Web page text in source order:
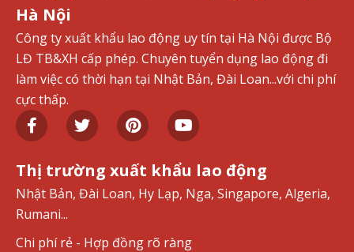
Hà Nội
Công ty xuất khẩu lao động uy tín tại Hà Nội được Bộ
LĐ TB&XH cấp phép. Chuyên tuyển dụng lao động đi
làm việc có thời hạn tại Nhật Bản, Đài Loan...với chi phí
cực thấp.
Thị trường xuất khẩu lao động
Nhật Bản, Đài Loan, Hy Lạp, Nga, Singapore, Algeria,
Rumani...
Chi phí rẻ - Hợp đồng rõ ràng